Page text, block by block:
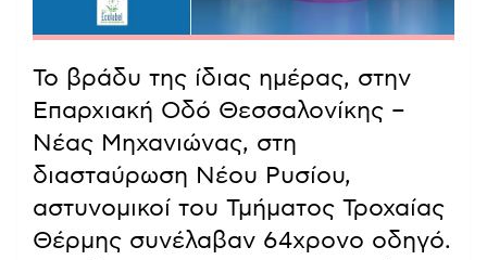
Το βράδυ της ίδιας ημέρας, στην
Επαρχιακή Οδό Θεσσαλονίκης –
Νέας Μηχανιώνας, στη
διασταύρωση Νέου Ρυσίου,
αστυνομικοί του Τμήματος Τροχαίας
Θέρμης συνέλαβαν 64χρονο οδηγό.